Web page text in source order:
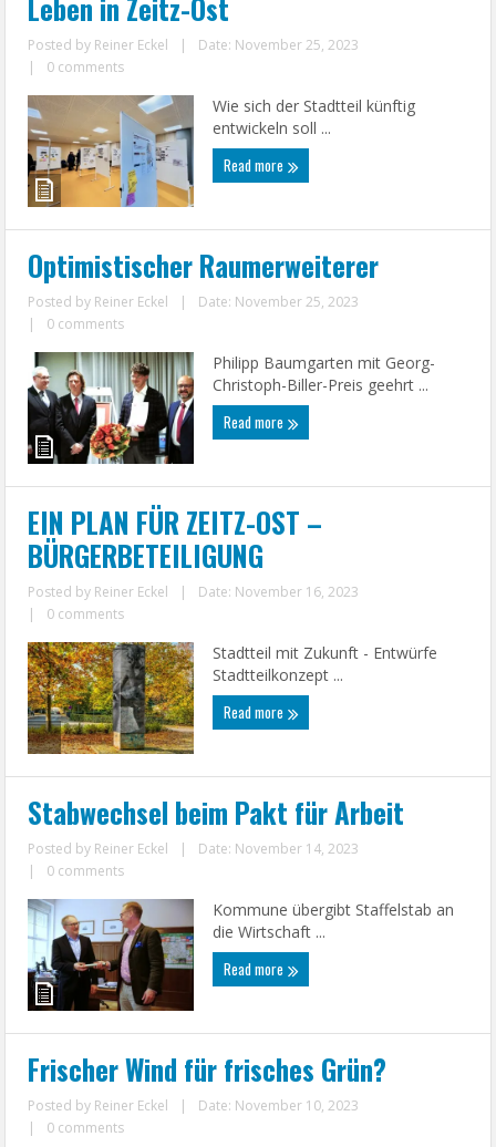
Leben in Zeitz-Ost
Posted by Reiner Eckel |
Date: November 25, 2023
|
0 comments
Wie sich der Stadtteil künftig
entwickeln soll ...
Read more
Optimistischer Raumerweiterer
Posted by Reiner Eckel |
Date: November 25, 2023
|
0 comments
Philipp Baumgarten mit Georg-
Christoph-Biller-Preis geehrt ...
Read more
EIN PLAN FÜR ZEITZ-OST –
BÜRGERBETEILIGUNG
Posted by Reiner Eckel |
Date: November 16, 2023
|
0 comments
Stadtteil mit Zukunft - Entwürfe
Stadtteilkonzept ...
Read more
Stabwechsel beim Pakt für Arbeit
Posted by Reiner Eckel |
Date: November 14, 2023
|
0 comments
Kommune übergibt Staffelstab an
die Wirtschaft ...
Read more
Frischer Wind für frisches Grün?
Posted by Reiner Eckel |
Date: November 10, 2023
|
0 comments